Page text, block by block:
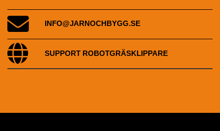
INFO@JARNOCHBYGG.SE
SUPPORT ROBOTGRÄSKLIPPARE